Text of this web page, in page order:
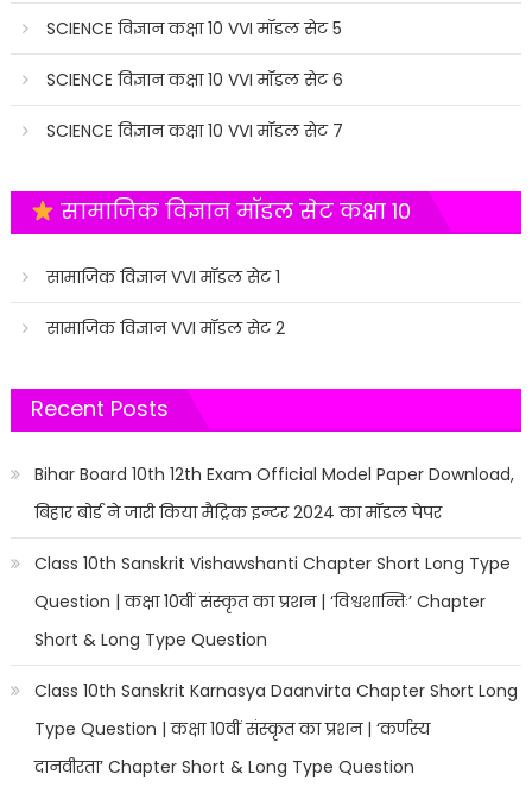
SCIENCE विज्ञान कक्षा 10 VVI मॉडल सेट 5
SCIENCE विज्ञान कक्षा 10 VVI मॉडल सेट 6
SCIENCE विज्ञान कक्षा 10 VVI मॉडल सेट 7
सामाजिक विज्ञान मॉडल सेट कक्षा 10
सामाजिक विज्ञान VVI मॉडल सेट 1
सामाजिक विज्ञान VVI मॉडल सेट 2
Recent Posts
Bihar Board 10th 12th Exam Official Model Paper Download,
बिहार बोर्ड ने जारी किया मैट्रिक इन्टर 2024 का मॉडल पेपर
Class 10th Sanskrit Vishawshanti Chapter Short Long Type
Question | कक्षा 10वीं संस्कृत का प्रशन | ‘विश्वशान्तिः’ Chapter
Short & Long Type Question
Class 10th Sanskrit Karnasya Daanvirta Chapter Short Long
Type Question | कक्षा 10वीं संस्कृत का प्रशन | ‘कर्णस्य
दानवीरता’ Chapter Short & Long Type Question